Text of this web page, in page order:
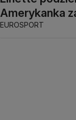
Amerykanka
EUROSPORT